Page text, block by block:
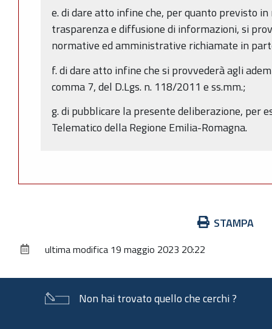
e. di dare atto infine che, per quanto previsto
trasparenza e diffusione di informazioni, si
normative ed amministrative richiamate in
f. di dare atto infine che si provvederà agli
comma 7, del D.Lgs. n. 118/2011 e ss.mm.;
g. di pubblicare la presente deliberazione,
Telematico della Regione Emilia-Romagna.
documento
STAMPA
ultima modifica 19 maggio 2023 20:22
Non hai trovato quello che cerchi ?